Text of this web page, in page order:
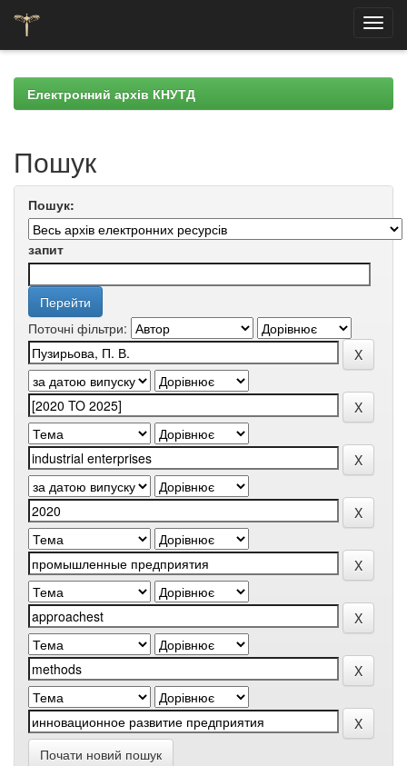
navigationЕлектронний архів КНУТД
Пошук
Пошук:
запит
Поточні фільтри:
Почати новий пошук